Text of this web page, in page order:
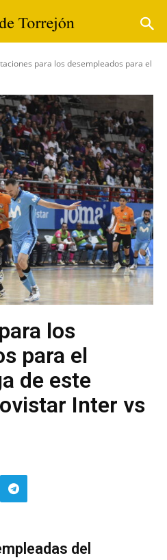
para los desempleados para el
los
para el
de este
Inter vs
del